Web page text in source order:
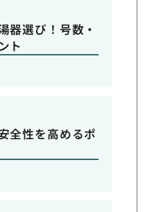
器選び！号数・
ト
全性を高めるポ